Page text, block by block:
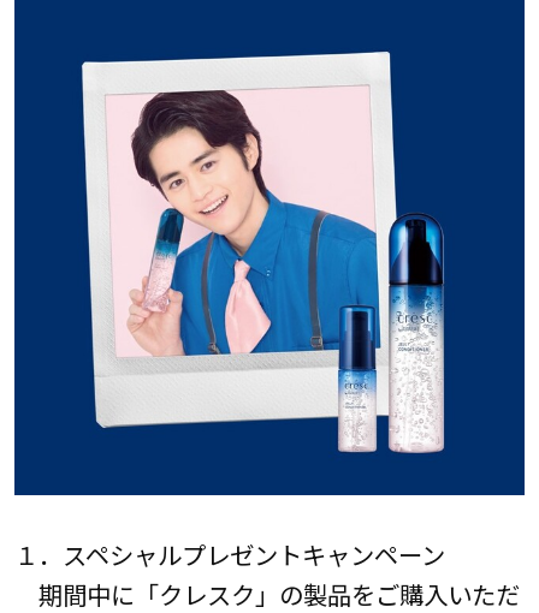
１．スペシャルプレゼントキャンペーン
期間中に「クレスク」の製品をご購入いただ